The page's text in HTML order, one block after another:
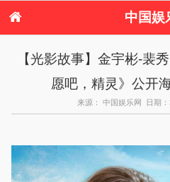
中国娱
电视剧
演唱会
热周边
【光影故事】金宇彬-裴
愿吧，精灵》公开
来源： 中国娱乐网 日期